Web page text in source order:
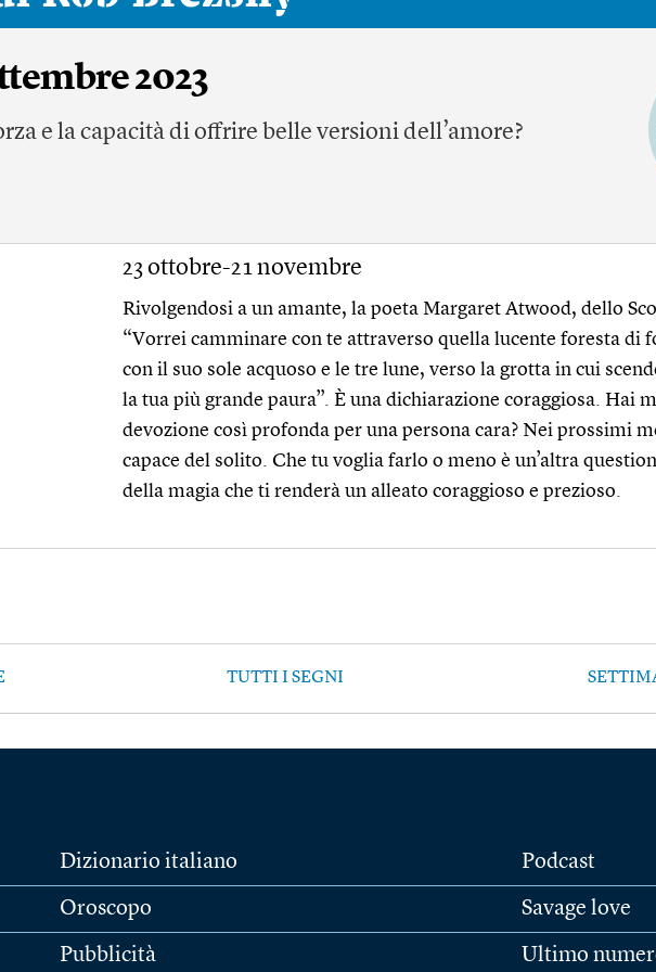
2023
e la capacità di offrire belle versioni dell’amore?
23 ottobre-21 novembre
Rivolgendosi a un amante, la poeta Margaret Atwood, dello
“Vorrei camminare con te attraverso quella lucente foresta di
con il suo sole acquoso e le tre lune, verso la grotta in cui
la tua più grande paura”. È una dichiarazione coraggiosa. Hai
devozione così profonda per una persona cara? Nei prossimi
capace del solito. Che tu voglia farlo o meno è un’altra
della magia che ti renderà un alleato coraggioso e prezioso.
TUTTI I SEGNI
Dizionario italiano
Oroscopo
Pubblicità
Podcast
Savage love
Ultimo